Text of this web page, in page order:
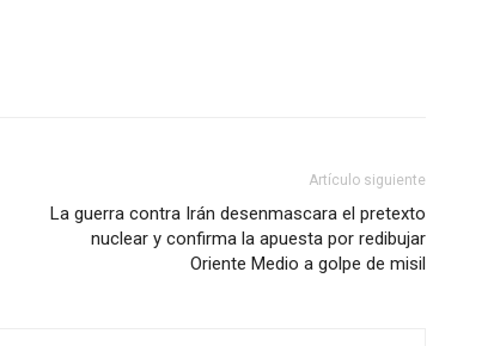
Artículo siguiente
La guerra contra Irán desenmascara el pretexto
nuclear y confirma la apuesta por redibujar
Oriente Medio a golpe de misil